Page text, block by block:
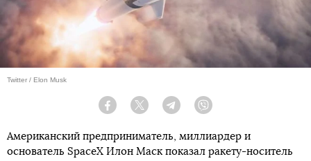
Twitter / Elon Musk
Facebook Twitter Telegram
Американский предприниматель, миллиардер и
основатель SpaceX Илон Маск показал ракету-носитель